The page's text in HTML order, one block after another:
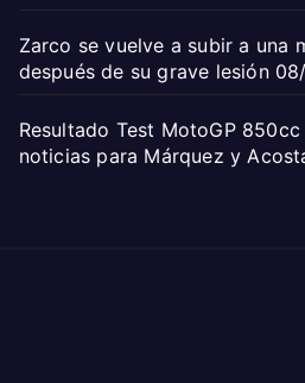
Zarco se vuelve a subir a una
después de su grave lesión
Resultado Test MotoGP
noticias para Márquez y